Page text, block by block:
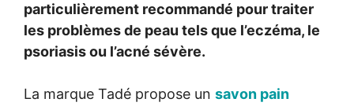
particulièrement recommandé pour traiter
les problèmes de peau tels que l’eczéma, le
psoriasis ou l’acné sévère.
La marque Tadé propose un savon pain